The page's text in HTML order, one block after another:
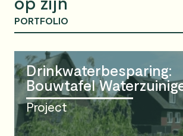
PORTFOLIO
Drinkwaterbesparing:
Bouwtafel
Project